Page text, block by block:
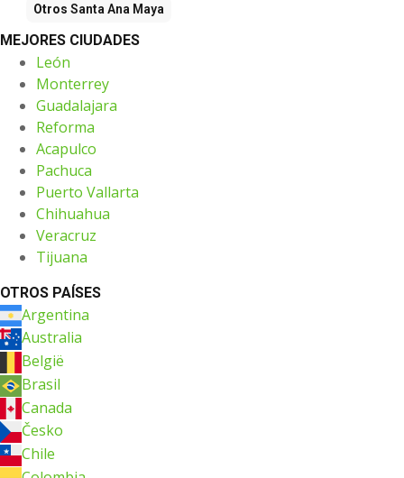
Otros Santa Ana Maya
MEJORES CIUDADES
León
Monterrey
Guadalajara
Reforma
Acapulco
Pachuca
Puerto Vallarta
Chihuahua
Veracruz
Tijuana
OTROS PAÍSES
Argentina
Australia
België
Brasil
Canada
Česko
Chile